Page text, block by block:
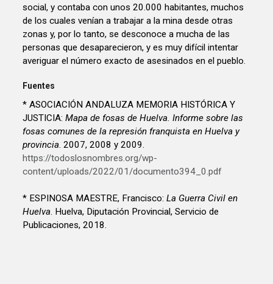
social, y contaba con unos 20.000 habitantes, muchos
de los cuales venían a trabajar a la mina desde otras
zonas y, por lo tanto, se desconoce a mucha de las
personas que desaparecieron, y es muy difícil intentar
averiguar el número exacto de asesinados en el pueblo.
Fuentes
* ASOCIACIÓN ANDALUZA MEMORIA HISTÓRICA Y
JUSTICIA:Mapa de fosas de Huelva. Informe sobre las
fosas comunes de la represión franquista en Huelva y
provincia. 2007, 2008 y 2009.
https://todoslosnombres.org/wp-
content/uploads/2022/01/documento394_0.pdf
* ESPINOSA MAESTRE, Francisco:La Guerra Civil en
Huelva. Huelva, Diputación Provincial, Servicio de
Publicaciones, 2018.